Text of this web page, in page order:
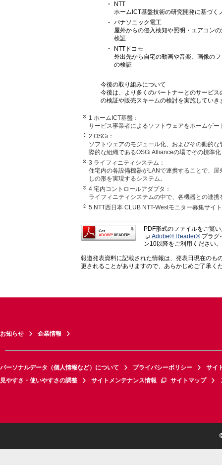
NTT
ホームICT基盤技術の研究開発に基づく
パナソニック電工
屋外からの侵入検知や照明・エアコン
検証
NTTドコモ
外出先から自宅の動画や音楽、画像の
の検証
今後の取り組みについて
今後は、より多くのパートナーとのサービ
の検証や販売スキームの検討を実施していき
1 ホームICT基盤：
サービス事業者によるソフトウェアをホームゲ
2 OSGi：
ソフトウェアのモジュール化、およびその動的
際的な組織であるOSGi Allianceの場でその標準
3 ライフィニティシステム：
住宅内の各設備機器がLANで連携することで、
しの形を実現するシステム。
4 宅内コントロールアダプタ：
ライフィニティシステムの中で、各機器との連
5 NTT西日本 CLUB NTT-Westモニター募集サイ
PDF形式のファイルをご覧
Adobe® Reader® プラグ
ン10以降をご利用ください。
報道発表資料に記載された情報は、発表日現在のも
更されることがありますので、あらかじめご了承く
お知らせ 企業情報
パーソナルデータ（個人情報など）について プライバシーポリシー
サイ
見やすさ・使いやすさの調整
サイトメンテナンス情報 サイトマップ